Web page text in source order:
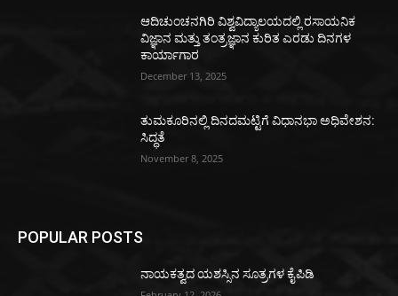
ಆದಿಚುಂಚನಗಿರಿ ವಿಶ್ವವಿದ್ಯಾಲಯದಲ್ಲಿ ರಸಾಯನಿಕ
ವಿಜ್ಞಾನ ಮತ್ತು ತಂತ್ರಜ್ಞಾನ ಕುರಿತ ಎರಡು ದಿನಗಳ
ಕಾರ್ಯಾಗಾರ
December 13, 2025
ತುಮಕೂರಿನಲ್ಲಿ ದಿನದಮಟ್ಟಿಗೆ ವಿಧಾನಭಾ ಅಧಿವೇಶನ:
ಸಿದ್ಧತೆ
November 8, 2025
POPULAR POSTS
ನಾಯಕತ್ವದ ಯಶಸ್ಸಿನ ಸೂತ್ರಗಳ ಕೈಪಿಡಿ